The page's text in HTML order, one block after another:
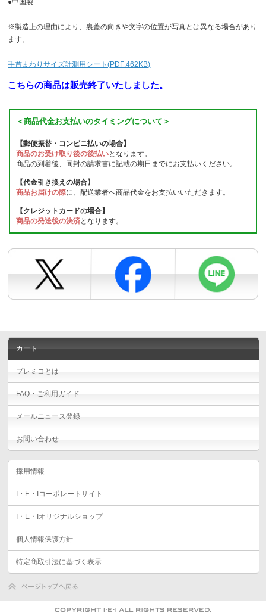
●中国製
※製造上の理由により、裏蓋の向きや文字の位置が写真とは異なる場合があり
ます。
手首まわりサイズ計測用シート(PDF:462KB)
こちらの商品は販売終了いたしました。
＜商品代金お支払いのタイミングについて＞
【郵便振替・コンビニ払いの場合】
商品のお受け取り後の後払いとなります。
商品の到着後、同封の請求書に記載の期日までにお支払いください。
【代金引き換えの場合】
商品お届けの際に、配送業者へ商品代金をお支払いいただきます。
【クレジットカードの場合】
商品の発送後の決済となります。
カート
プレミコとは
FAQ・ご利用ガイド
メールニュース登録
お問い合わせ
採用情報
I・E・Iコーポレートサイト
I・E・Iオリジナルショップ
個人情報保護方針
特定商取引法に基づく表示